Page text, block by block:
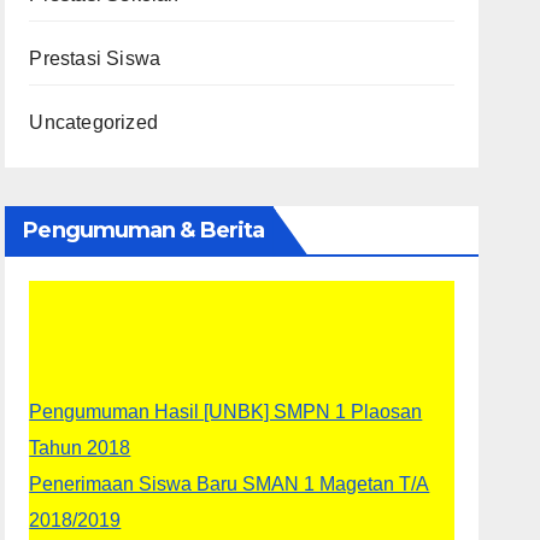
Prestasi Siswa
Uncategorized
Pengumuman & Berita
Tahun 2018
Penerimaan Siswa Baru SMAN 1 Magetan T/A
2018/2019
Penerimaan Siswa Baru SMKN 2 Magetan T/A